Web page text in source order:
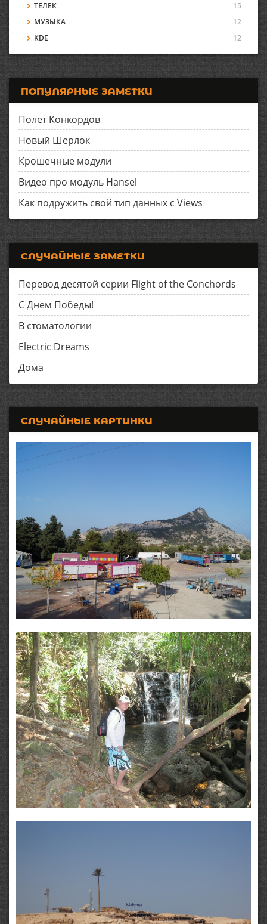
ТЕЛЕК
15
МУЗЫКА
12
KDE
12
ПОПУЛЯРНЫЕ ЗАМЕТКИ
Полет Конкордов
Новый Шерлок
Крошечные модули
Видео про модуль Hansel
Как подружить свой тип данных с Views
СЛУЧАЙНЫЕ ЗАМЕТКИ
Перевод десятой серии Flight of the Conchords
С Днем Победы!
В стоматологии
Electric Dreams
Дома
СЛУЧАЙНЫЕ КАРТИНКИ